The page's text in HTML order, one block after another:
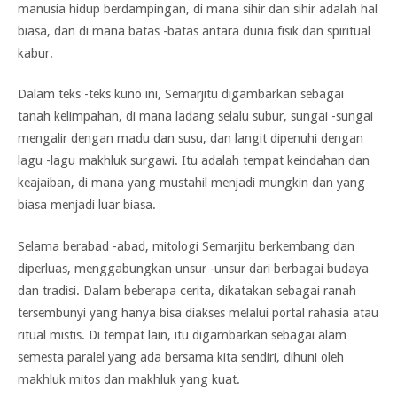
manusia hidup berdampingan, di mana sihir dan sihir adalah hal
biasa, dan di mana batas -batas antara dunia fisik dan spiritual
kabur.
Dalam teks -teks kuno ini, Semarjitu digambarkan sebagai
tanah kelimpahan, di mana ladang selalu subur, sungai -sungai
mengalir dengan madu dan susu, dan langit dipenuhi dengan
lagu -lagu makhluk surgawi. Itu adalah tempat keindahan dan
keajaiban, di mana yang mustahil menjadi mungkin dan yang
biasa menjadi luar biasa.
Selama berabad -abad, mitologi Semarjitu berkembang dan
diperluas, menggabungkan unsur -unsur dari berbagai budaya
dan tradisi. Dalam beberapa cerita, dikatakan sebagai ranah
tersembunyi yang hanya bisa diakses melalui portal rahasia atau
ritual mistis. Di tempat lain, itu digambarkan sebagai alam
semesta paralel yang ada bersama kita sendiri, dihuni oleh
makhluk mitos dan makhluk yang kuat.